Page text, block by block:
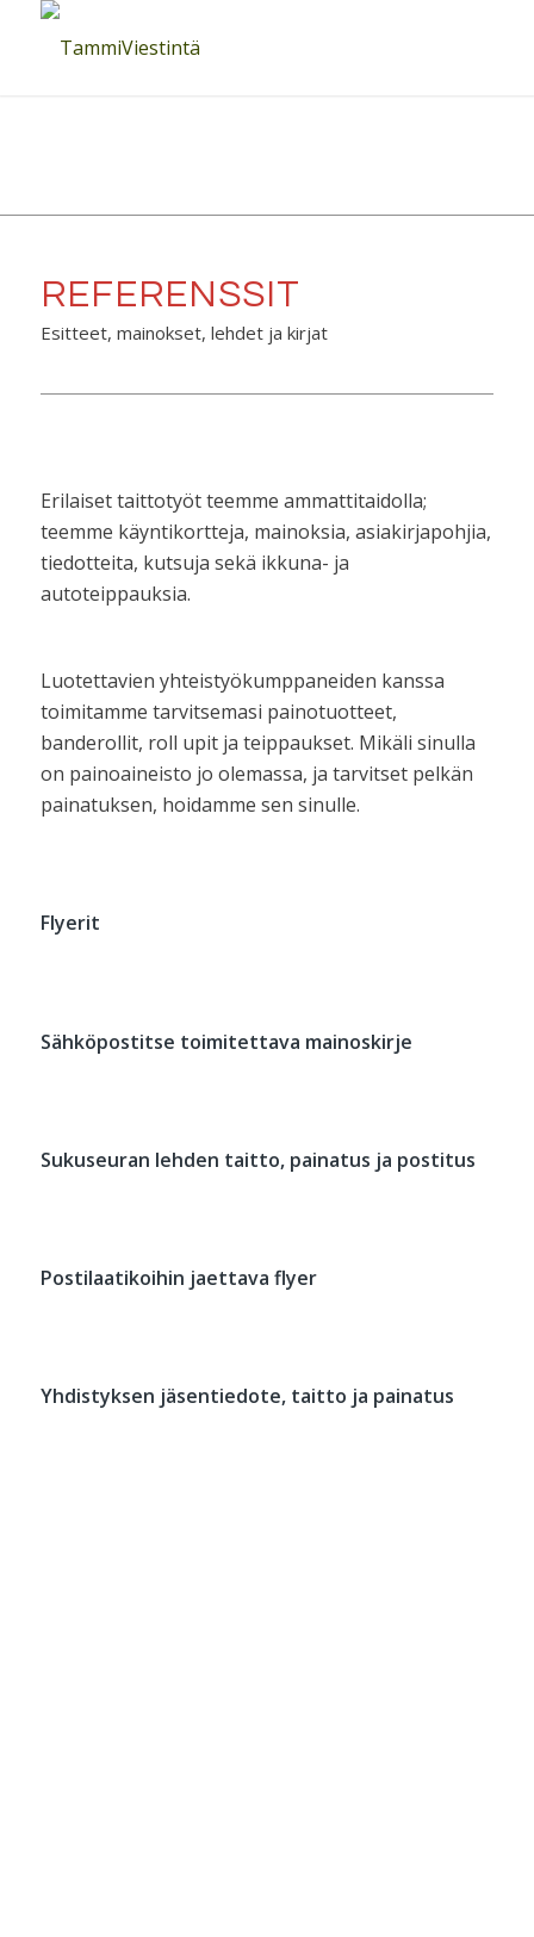
REFERENSSIT
Esitteet, mainokset, lehdet ja kirjat
Erilaiset taittotyöt teemme ammattitaidolla;
teemme käyntikortteja, mainoksia, asiakirjapohjia,
tiedotteita, kutsuja sekä ikkuna- ja
autoteippauksia.
Luotettavien yhteistyökumppaneiden kanssa
toimitamme tarvitsemasi painotuotteet,
banderollit, roll upit ja teippaukset. Mikäli sinulla
on painoaineisto jo olemassa, ja tarvitset pelkän
painatuksen, hoidamme sen sinulle.
Flyerit
Sähköpostitse toimitettava mainoskirje
Sukuseuran lehden taitto, painatus ja postitus
Postilaatikoihin jaettava flyer
Yhdistyksen jäsentiedote, taitto ja painatus